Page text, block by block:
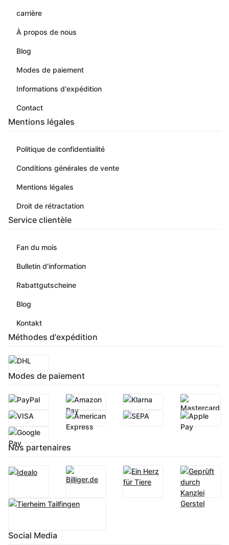
carrière
À propos de nous
Blog
Modes de paiement
Informations d'expédition
Contact
Mentions légales
Politique de confidentialité
Conditions générales de vente
Mentions légales
Droit de rétractation
Service clientèle
Fan du mois
Bulletin d'information
Rabattgutscheine
Blog
Kontakt
Méthodes d'expédition
Modes de paiement
Nos partenaires
Social Media